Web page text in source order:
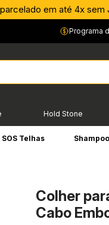
em até 4x sem
Programa
Hold Stone
SOS Telhas
Colher
Cabo